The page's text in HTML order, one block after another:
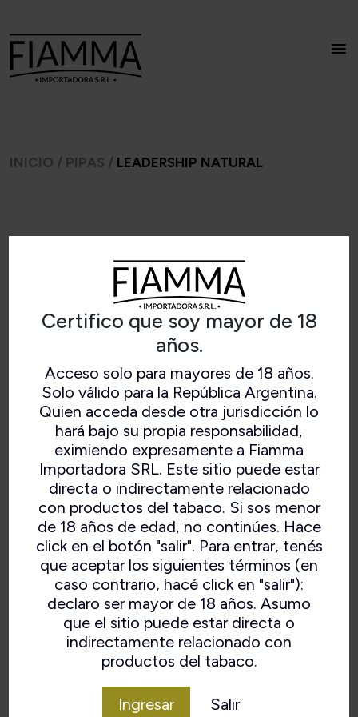
Certifico que soy mayor de 18
años.
Acceso solo para mayores de 18 años.
Solo válido para la República Argentina.
Quien acceda desde otra jurisdicción lo
hará bajo su propia responsabilidad,
eximiendo expresamente a Fiamma
Importadora SRL. Este sitio puede estar
directa o indirectamente relacionado
con productos del tabaco. Si sos menor
de 18 años de edad, no continúes. Hace
click en el botón "salir". Para entrar, tenés
que aceptar los siguientes términos (en
caso contrario, hacé click en "salir"):
declaro ser mayor de 18 años. Asumo
que el sitio puede estar directa o
indirectamente relacionado con
productos del tabaco.
Ingresar Salir
INICIO / PIPAS / LEADERSHIP NATURAL
LEADERSHIP NATURAL
VOLVER